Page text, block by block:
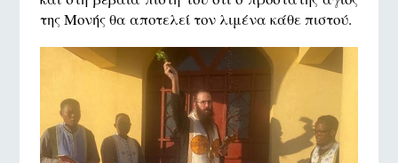
της Μονής θα αποτελεί τον λιμένα κάθε πιστού.